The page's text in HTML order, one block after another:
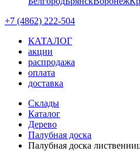
+7 (4862) 222-504
КАТАЛОГ
акции
распродажа
оплата
доставка
Склады
Каталог
Дерево
Палубная доска
Палубная доска